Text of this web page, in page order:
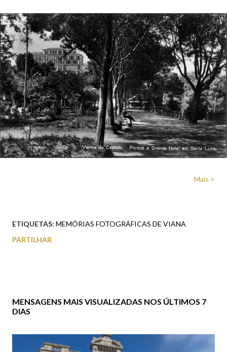
Mais >
ETIQUETAS: MEMÓRIAS FOTOGRÁFICAS DE VIANA
PARTILHAR
MENSAGENS MAIS VISUALIZADAS NOS ÚLTIMOS 7
DIAS